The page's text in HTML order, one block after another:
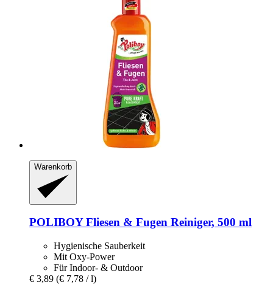
Warenkorb
POLIBOYFliesen & Fugen Reiniger, 500 ml
Hygienische Sauberkeit
Mit Oxy-Power
Für Indoor- & Outdoor
€ 3,89 (€ 7,78 / l)